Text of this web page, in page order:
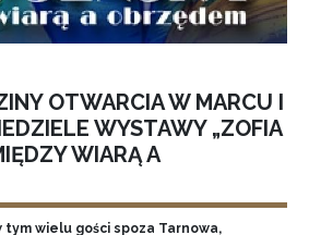
OTWARCIA W MARCU I
WYSTAWY „ZOFIA
WIARĄ A
tym wielu gości spoza Tarnowa,